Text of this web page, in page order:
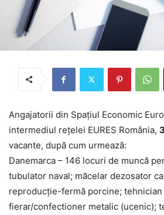
Angajatorii din Spaţiul Economic
intermediul reţelei EURES România,
vacante, după cum urmează:
Danemarca – 146 locuri de muncă
tubulator naval; măcelar dezosator
reproducție-fermă porcine;
fierar/confectioner metalic (ucenic);